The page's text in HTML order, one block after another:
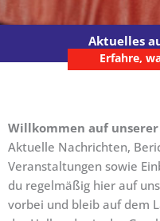
Aktuelles
Erfahre,
Willkommen auf unserer
Aktuelle Nachrichten,
Veranstaltungen sowie
du regelmäßig hier auf
vorbei und bleib auf dem